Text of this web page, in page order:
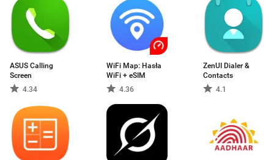
ASUS Calling
Screen
4.34
WiFi Map: Hasła
WiFi + eSIM
4.36
ZenUI Dialer &
Contacts
4.1